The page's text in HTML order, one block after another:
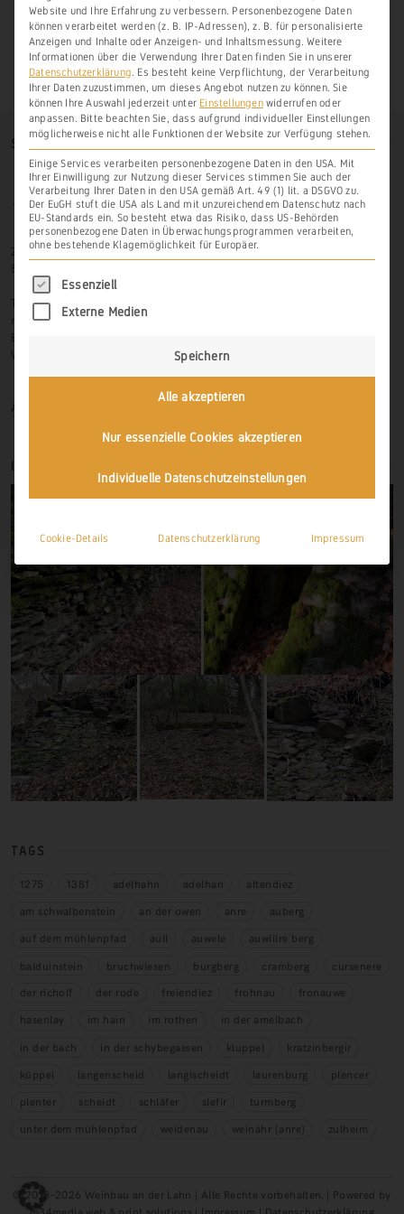
SO FINDEN SIE UNS
Zur Hasenlay 10
56379 Scheidt
Tel.: 06439-326 523
mobil: 0171-3445599
Email: info@weinbau-an-der-lahn.de
Web:
www.weinbau-an-der-lahn.de
Anmelden
TAGS
1275 1381 adelhahn adelhan
altendiez
am schwalbenstein
an der owen anre
auberg
auf dem mühlenpfad
aull auwele
auwiilre berg
balduinstein
bruchwiesen burgberg cramberg
cursenere
der richolf
der rode freiendiez frohnau
fronauwe
hasenlay
im hain im rothen
in der amelbach
in der bach
in der schybegassen kluppel
kratzinbergir
küppel
langenscheid langischeidt laurenburg
plencer
plenter
scheidt schläfer slefir
turmberg
unter dem mühlenpfad
weidenau weinähr (anre) zulheim
© 2018–2026 Weinbau an der Lahn | Alle Rechte vorbehalten. | Powered by
Website und Ihre Erfahrung zu verbessern. Personenbezogene Daten
können verarbeitet werden (z. B. IP-Adressen), z. B. für personalisierte
Anzeigen und Inhalte oder Anzeigen- und Inhaltsmessung. Weitere
Informationen über die Verwendung Ihrer Daten finden Sie in unserer
Datenschutzerklärung. Es besteht keine Verpflichtung, der Verarbeitung
Ihrer Daten zuzustimmen, um dieses Angebot nutzen zu können. Sie
können Ihre Auswahl jederzeit unter Einstellungenwiderrufen oder
anpassen. Bitte beachten Sie, dass aufgrund individueller Einstellungen
möglicherweise nicht alle Funktionen der Website zur Verfügung stehen.
Einige Services verarbeiten personenbezogene Daten in den USA. Mit
Ihrer Einwilligung zur Nutzung dieser Services stimmen Sie auch der
Verarbeitung Ihrer Daten in den USA gemäß Art. 49 (1) lit. a DSGVO zu.
Der EuGH stuft die USA als Land mit unzureichendem Datenschutz nach
EU-Standards ein. So besteht etwa das Risiko, dass US-Behörden
personenbezogene Daten in Überwachungsprogrammen verarbeiten,
ohne bestehende Klagemöglichkeit für Europäer.
Es folgt eine Liste der Service-Gruppen, für
Essenziell
Externe Medien
Speichern
Alle akzeptieren
Nur essenzielle Cookies akzeptieren
Individuelle Datenschutzeinstellungen
Cookie-Details Datenschutzerklärung Impressum